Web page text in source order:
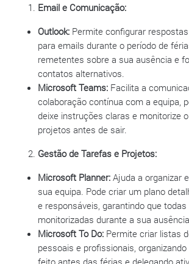
Email e Comunicação:
Outlook: Permite configurar
para emails durante o período de
remetentes sobre a sua ausência e
contatos alternativos.
Microsoft Teams: Facilita a
colaboração contínua com a equipa,
deixe instruções claras e monitorize
projetos antes de sair.
Gestão de Tarefas e Projetos:
Microsoft Planner: Ajuda a organizar
sua equipa. Pode criar um plano
e responsáveis, garantindo que
monitorizadas durante a sua
Microsoft To Do: Permite criar listas
pessoais e profissionais,
feito antes das férias e delegando